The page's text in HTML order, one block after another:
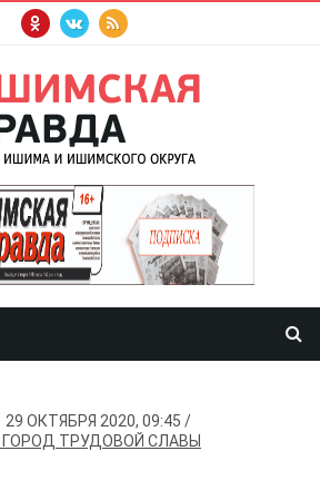
29 ОКТЯБРЯ 2020, 09:45
ГОРОД ТРУДОВОЙ СЛАВЫ